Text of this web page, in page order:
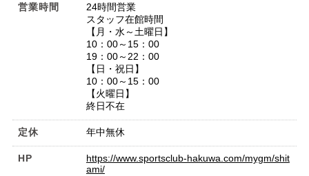
営業時間
24時間営業
スタッフ在館時間
【月・水～土曜日】
10：00～15：00
19：00～22：00
【日・祝日】
10：00～15：00
【火曜日】
終日不在
定休 年中無休
HP
https://www.sportsclub-hakuwa.com/mygm/shit
ami/